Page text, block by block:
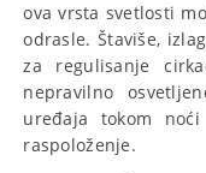
ova vrsta svetlosti
odrasle. Štaviše,
za regulisanje
nepravilno
uređaja tokom
raspoloženje.